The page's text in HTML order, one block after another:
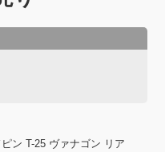
ン T-25 ヴァナゴン リア